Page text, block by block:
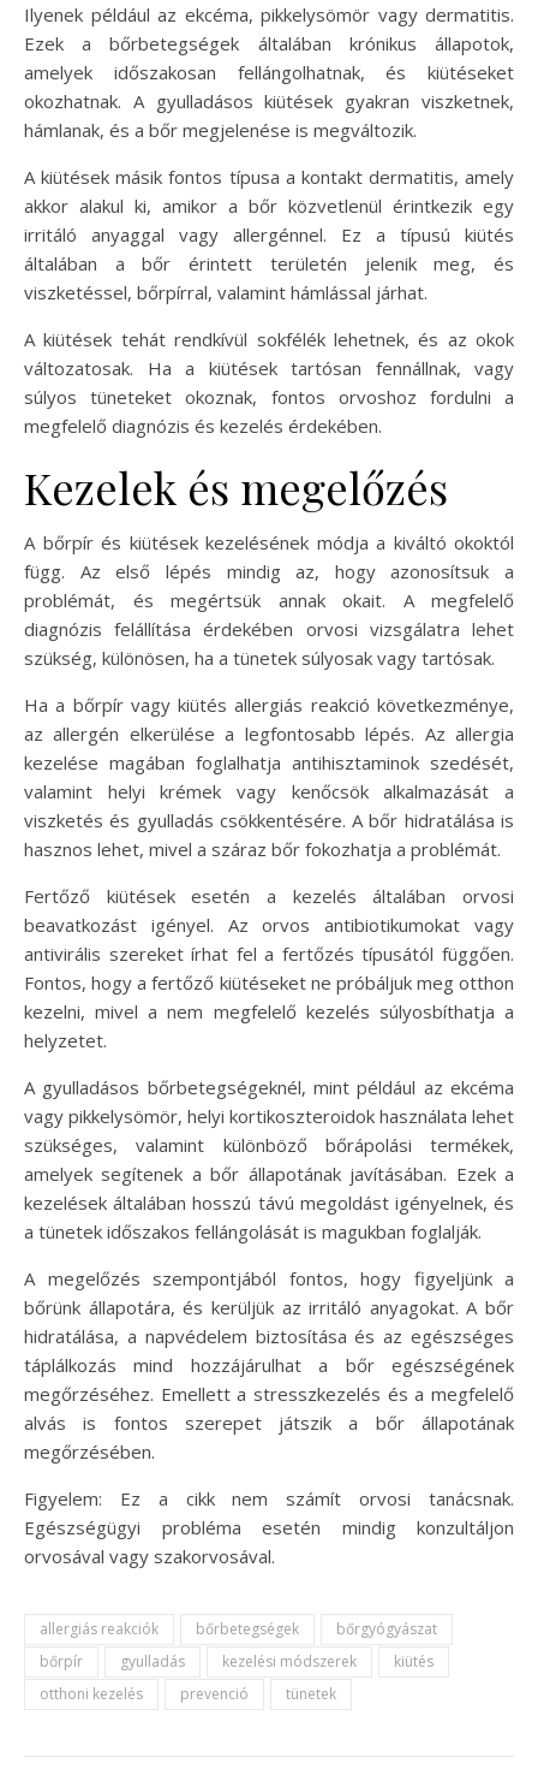
Ilyenek például az ekcéma, pikkelysömör vagy dermatitis.
Ezek a bőrbetegségek általában krónikus állapotok,
amelyek időszakosan fellángolhatnak, és kiütéseket
okozhatnak. A gyulladásos kiütések gyakran viszketnek,
hámlanak, és a bőr megjelenése is megváltozik.
A kiütések másik fontos típusa a kontakt dermatitis, amely
akkor alakul ki, amikor a bőr közvetlenül érintkezik egy
irritáló anyaggal vagy allergénnel. Ez a típusú kiütés
általában a bőr érintett területén jelenik meg, és
viszketéssel, bőrpírral, valamint hámlással járhat.
A kiütések tehát rendkívül sokfélék lehetnek, és az okok
változatosak. Ha a kiütések tartósan fennállnak, vagy
súlyos tüneteket okoznak, fontos orvoshoz fordulni a
megfelelő diagnózis és kezelés érdekében.
Kezelek és megelőzés
A bőrpír és kiütések kezelésének módja a kiváltó okoktól
függ. Az első lépés mindig az, hogy azonosítsuk a
problémát, és megértsük annak okait. A megfelelő
diagnózis felállítása érdekében orvosi vizsgálatra lehet
szükség, különösen, ha a tünetek súlyosak vagy tartósak.
Ha a bőrpír vagy kiütés allergiás reakció következménye,
az allergén elkerülése a legfontosabb lépés. Az allergia
kezelése magában foglalhatja antihisztaminok szedését,
valamint helyi krémek vagy kenőcsök alkalmazását a
viszketés és gyulladás csökkentésére. A bőr hidratálása is
hasznos lehet, mivel a száraz bőr fokozhatja a problémát.
Fertőző kiütések esetén a kezelés általában orvosi
beavatkozást igényel. Az orvos antibiotikumokat vagy
antivirális szereket írhat fel a fertőzés típusától függően.
Fontos, hogy a fertőző kiütéseket ne próbáljuk meg otthon
kezelni, mivel a nem megfelelő kezelés súlyosbíthatja a
helyzetet.
A gyulladásos bőrbetegségeknél, mint például az ekcéma
vagy pikkelysömör, helyi kortikoszteroidok használata lehet
szükséges, valamint különböző bőrápolási termékek,
amelyek segítenek a bőr állapotának javításában. Ezek a
kezelések általában hosszú távú megoldást igényelnek, és
a tünetek időszakos fellángolását is magukban foglalják.
A megelőzés szempontjából fontos, hogy figyeljünk a
bőrünk állapotára, és kerüljük az irritáló anyagokat. A bőr
hidratálása, a napvédelem biztosítása és az egészséges
táplálkozás mind hozzájárulhat a bőr egészségének
megőrzéséhez. Emellett a stresszkezelés és a megfelelő
alvás is fontos szerepet játszik a bőr állapotának
megőrzésében.
Figyelem: Ez a cikk nem számít orvosi tanácsnak.
Egészségügyi probléma esetén mindig konzultáljon
orvosával vagy szakorvosával.
allergiás reakciók bőrbetegségek
bőrgyógyászat
bőrpír
gyulladás kezelési módszerek
kiütés
otthoni kezelés
prevenció tünetek